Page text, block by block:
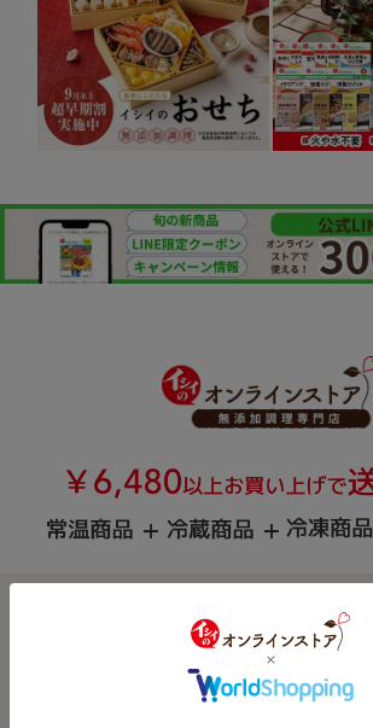
お買い物ガイド
よくあるご質問